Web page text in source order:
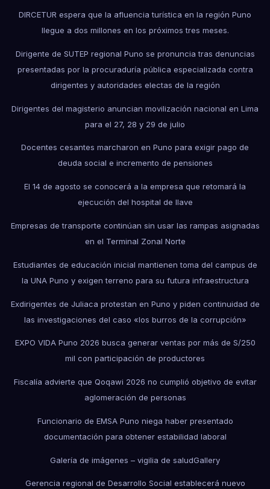
DIRCETUR espera que la afluencia turística en la región Puno
llegue a dos millones en los próximos tres meses.
Dirigente de SUTEP regional Puno se pronuncia tras denuncias
presentadas por la procuraduría pública especializada contra
dirigentes y autoridades electas de la región
Dirigentes del magisterio anuncian movilización nacional en Lima
para el 27, 28 y 29 de julio
Docentes cesantes marcharon en Puno para exigir pago de
deuda social e incremento de pensiones
El 14 de agosto se conocerá a la empresa que retomará la
ejecución del hospital de Ilave
Empresas de transporte continúan sin usar las rampas asignadas
en el Terminal Zonal Norte
Estudiantes de educación inicial mantienen toma del campus de
la UNA Puno y exigen terreno para su futura infraestructura
Exdirigentes de Juliaca protestan en Puno y piden continuidad de
las investigaciones del caso «los burros de la corrupción»
EXPO VIDA Puno 2026 busca generar ventas por más de S/250
mil con participación de productores
Fiscalía advierte que Qoqawi 2026 no cumplió objetivo de evitar
aglomeración de personas
Funcionario de EMSA Puno niega haber presentado
documentación para obtener estabilidad laboral
Galería de imágenes – vigilia de saludGallery
Gerencia regional de Desarrollo Social establecerá nuevo